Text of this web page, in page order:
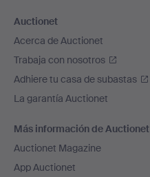
Auctionet
Acerca de Auctionet
Trabaja con nosotros
Adhiere tu casa de subastas
La garantía Auctionet
Más información de Auctionet
Auctionet Magazine
App Auctionet